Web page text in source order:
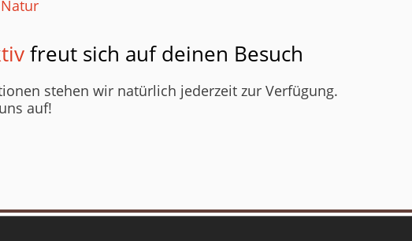
freut sich auf deinen Besuch
stehen wir natürlich jederzeit zur Verfügung.
auf!